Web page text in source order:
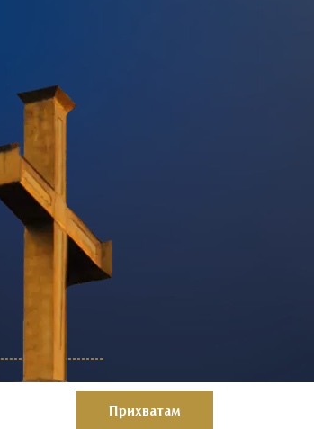
Прихватам